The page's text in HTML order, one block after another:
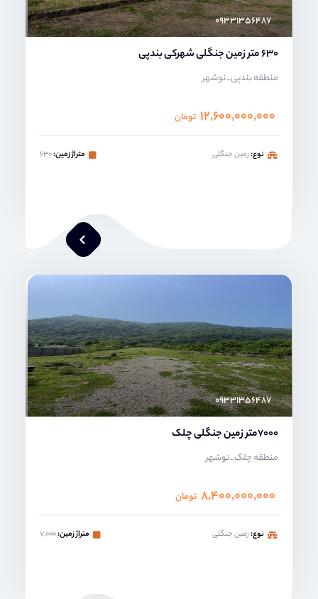
۰۹۳۳۱۳۵۶۴۸۷
630 متر زمین جنگلی شهرکی بندپی
منطقه بندپی_نوشهر
۱۲,۶۰۰,۰۰۰,۰۰۰ تومان
نوع:زمین جنگلی متراژ زمین:۶۳۰
۰۹۳۳۱۳۵۶۴۸۷
7000متر زمین جنگلی چلک
منطقه چلک_نوشهر
۸,۴۰۰,۰۰۰,۰۰۰ تومان
نوع:زمین جنگلی متراژ زمین:۷,۰۰۰